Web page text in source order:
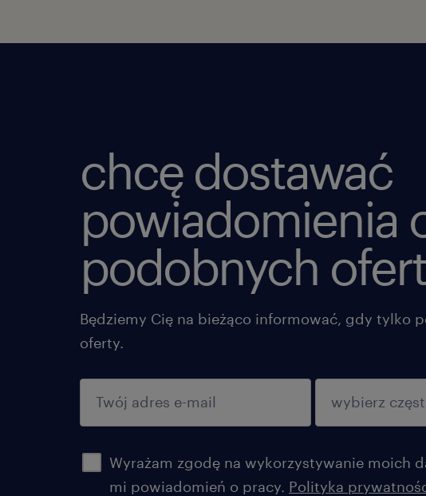
chcę dostawać
powiadomienia
podobnych
Będziemy Cię na bieżąco informować, gdy tylko
oferty.
Wyrażam zgodę na wykorzystywanie moich
mi powiadomień o pracy. Polityka
potwierdź